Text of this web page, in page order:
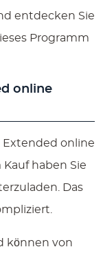
entdecken Sie
Programm
online
Extended online
haben Sie
Das
können von